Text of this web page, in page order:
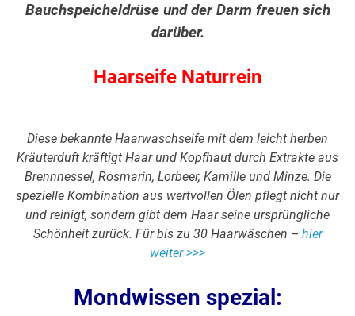
Bauchspeicheldrüse und der Darm freuen sich
darüber.
Haarseife Naturrein
Diese bekannte Haarwaschseife mit dem leicht herben
Kräuterduft kräftigt Haar und Kopfhaut durch Extrakte aus
Brennnessel, Rosmarin, Lorbeer, Kamille und Minze. Die
spezielle Kombination aus wertvollen Ölen pflegt nicht nur
und reinigt, sondern gibt dem Haar seine ursprüngliche
Schönheit zurück. Für bis zu 30 Haarwäschen – hier
weiter >>>
Mondwissen spezial: